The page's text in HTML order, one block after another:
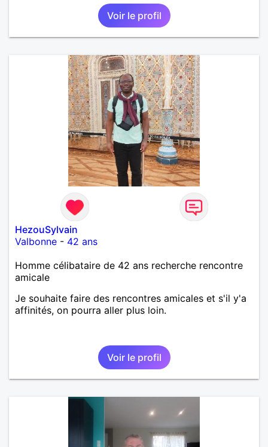
Voir le profil
HezouSylvain
Valbonne - 42 ans
Homme célibataire de 42 ans recherche rencontre
amicale
Je souhaite faire des rencontres amicales et s'il y'a
affinités, on pourra aller plus loin.
Voir le profil